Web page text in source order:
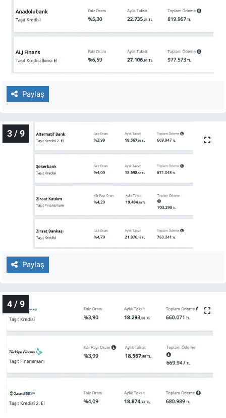
Paylaş
3 / 9
Paylaş
4 / 9
Popüler
Programlar
Teknoloji
Türkiye'nin Gündemi
Yerel Gündem
Yerel Yaşam
Canlı Yayın